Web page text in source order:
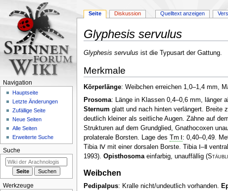
Glyphesis servulus
Zur
springen
Zur
springen
Glyphesis servulus ist die Typusart der Gattung.
Merkmale
Körperlänge: Weibchen erreichen 1,0–1,4 mm,
Prosoma: Länge in Klassen 0,4–0,6 mm, länger
Sternum glatt und nach hinten verlängert. Breite
deutlich kleiner als seitliche Augen. Zähne auf
Strukturen auf dem Grundglied, Gnathocoxen
prolaterale Borsten. Lage des Tm Ⅰ: 0,40–0,49.
Tibia Ⅳ mit einer dorsalen Borste. Tibia Ⅰ–Ⅱ
1993). Opisthosomaeinfarbig, unauffällig (Stäubli
Weibchen
Pedipalpus: Kralle nicht/undeutlich vorhanden.
Seite Diskussion Quelltext anzeigen
Navigation
Hauptseite
Letzte Änderungen
Zufällige Seite
Neue Seiten
Alle Seiten
Erweiterte Suche
Suche
Werkzeuge